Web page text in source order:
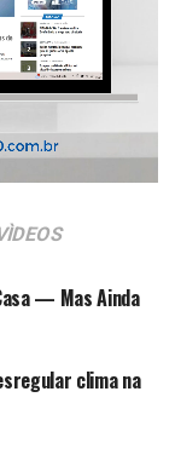
— Mas Ainda
clima na